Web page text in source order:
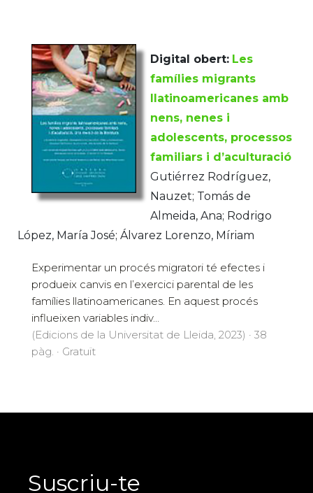
Digital obert: Les
famílies migrants
llatinoamericanes amb
nens, nenes i
adolescents, processos
familiars i d’aculturació
Gutiérrez Rodríguez,
Nauzet; Tomás de
Almeida, Ana; Rodrigo
López, María José; Álvarez Lorenzo, Míriam
Experimentar un procés migratori té efectes i
produeix canvis en l’exercici parental de les
famílies llatinoamericanes. En aquest procés
influeixen variables indiv...
(Edicions de la Universitat de Lleida, 2023) · 38
pàg. · Gratuït
Suscriu-te